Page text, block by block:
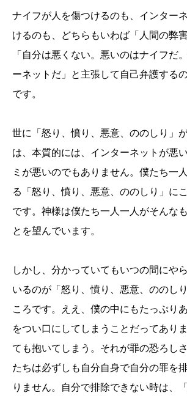
ナイフが人を傷つけるのも、インター
けるのも、どちらもいわば「人間の弊
「自分は悪くない。悪いのはナイフだ
ーネットだ」と主張して自己弁護する
です。
世に「怒り、憤り、悪意、ののしり」
は、本質的には、インターネットが悪
ミが悪いのでもありません。僕たち一
る「怒り、憤り、悪意、ののしり」に
です。神様は僕たち一人一人がそんな
とを望んでいます。
しかし、分かっていてもいつの間にや
いるのが「怒り、憤り、悪意、ののし
ころです。ええ、僕の中にもたっぷり
をつい口にしてしまうことだってあり
ても抱いてしまう。それが罪の恐ろし
たちは必ずしも自分自身で自分の罪を
りません。自分で排除できない時は、